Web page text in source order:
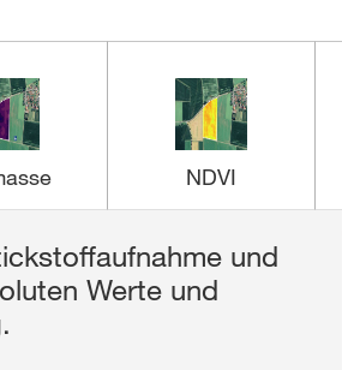
NDVI
und
Werte und
Ihrer Pflanzen
im
NDVI-Analyse
für eine schnelle
Sie sich einen